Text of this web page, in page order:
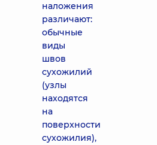
наложения
различают:
обычные
виды
швов
сухожилий
(узлы
находятся
на
поверхности
сухожилия),